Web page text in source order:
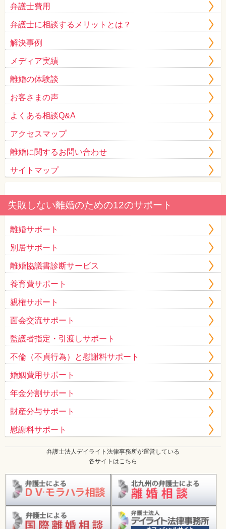
弁護士費用
弁護士に相談するメリットとは？
解決事例
メディア実績
離婚の体験談
お客さまの声
よくある相談Q&A
アクセスマップ
離婚に関するお問い合わせ
サイトマップ
失敗しない離婚のための12のサポート
離婚サポート
別居サポート
離婚協議書診断サービス
養育費サポート
親権サポート
面会交流サポート
監護者指定・引渡しサポート
不倫（不貞行為）と慰謝料サポート
婚姻費用サポート
年金分割サポート
財産分与サポート
慰謝料サポート
弁護士法人デイライト法律事務所が運営している
各サイトはこちら